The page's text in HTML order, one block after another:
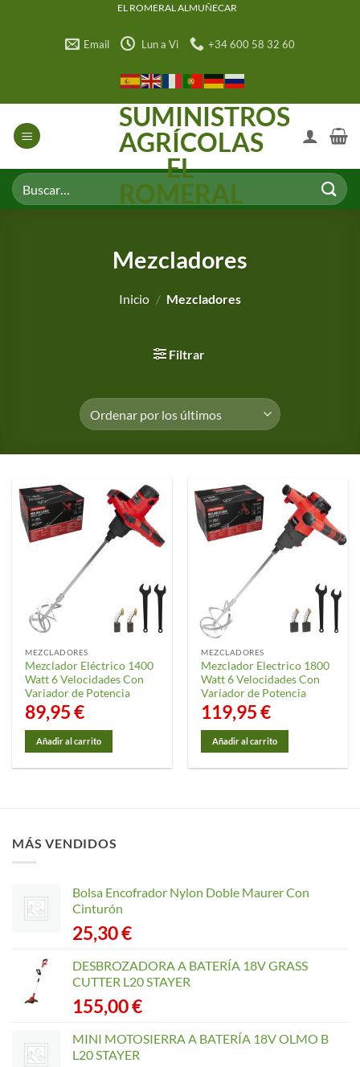
EL ROMERAL ALMUÑECAR
Email Lun a Vi +34 600 58 32 60
SUMINISTROS
AGRÍCOLAS
EL
ROMERAL
Buscar
por:
Mezcladores
Inicio / Mezcladores
Filtrar
MEZCLADORES
Mezclador Eléctrico 1400
Watt 6 Velocidades Con
Variador de Potencia
89,95€
Añadir al carrito
MEZCLADORES
Mezclador Electrico 1800
Watt 6 Velocidades Con
Variador de Potencia
119,95€
Añadir al carrito
MÁS VENDIDOS
Bolsa Encofrador Nylon Doble Maurer Con
Cinturón
25,30€
DESBROZADORA A BATERÍA 18V GRASS
CUTTER L20 STAYER
155,00€
MINI MOTOSIERRA A BATERÍA 18V OLMO B
L20 STAYER